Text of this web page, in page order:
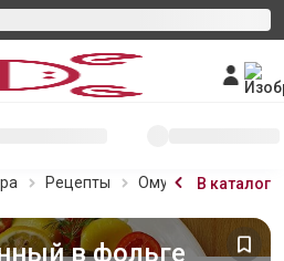
Рецепты Омуль запеченный
В каталог
в фольге